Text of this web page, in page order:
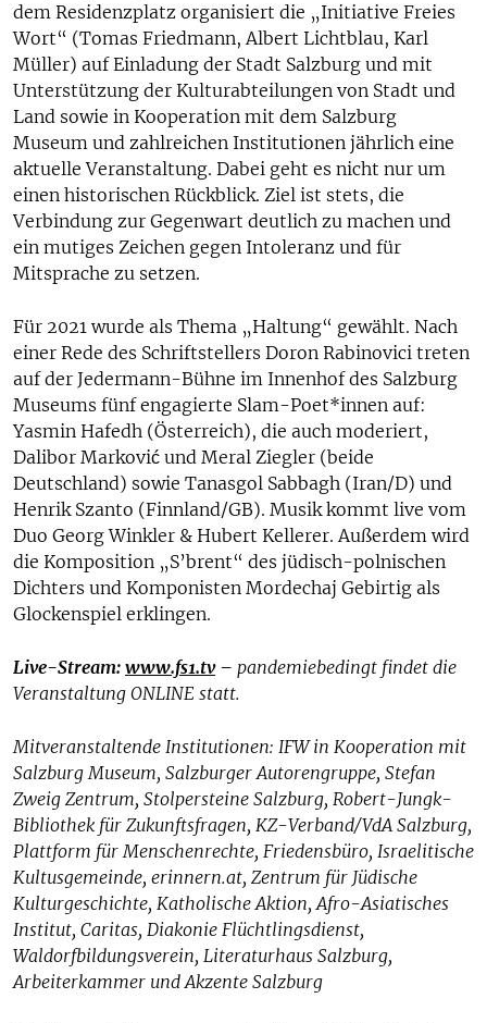
dem Residenzplatz organisiert die „Initiative Freies
Wort“ (Tomas Friedmann, Albert Lichtblau, Karl
Müller) auf Einladung der Stadt Salzburg und mit
Unterstützung der Kulturabteilungen von Stadt und
Land sowie in Kooperation mit dem Salzburg
Museum und zahlreichen Institutionen jährlich eine
aktuelle Veranstaltung. Dabei geht es nicht nur um
einen historischen Rückblick. Ziel ist stets, die
Verbindung zur Gegenwart deutlich zu machen und
ein mutiges Zeichen gegen Intoleranz und für
Mitsprache zu setzen.
Für 2021 wurde als Thema „Haltung“ gewählt. Nach
einer Rede des Schriftstellers Doron Rabinovici treten
auf der Jedermann-Bühne im Innenhof des Salzburg
Museums fünf engagierte Slam-Poet*innen auf:
Yasmin Hafedh (Österreich), die auch moderiert,
Dalibor Marković und Meral Ziegler (beide
Deutschland) sowie Tanasgol Sabbagh (Iran/D) und
Henrik Szanto (Finnland/GB). Musik kommt live vom
Duo Georg Winkler & Hubert Kellerer. Außerdem wird
die Komposition „S’brent“ des jüdisch-polnischen
Dichters und Komponisten Mordechaj Gebirtig als
Glockenspiel erklingen.
Live-Stream: www.fs1.tv– pandemiebedingt findet die
Veranstaltung ONLINE statt.
Mitveranstaltende Institutionen: IFW in Kooperation mit
Salzburg Museum, Salzburger Autorengruppe, Stefan
Zweig Zentrum, Stolpersteine Salzburg, Robert-Jungk-
Bibliothek für Zukunftsfragen, KZ-Verband/VdA Salzburg,
Plattform für Menschenrechte, Friedensbüro, Israelitische
Kultusgemeinde, erinnern.at, Zentrum für Jüdische
Kulturgeschichte, Katholische Aktion, Afro-Asiatisches
Institut, Caritas, Diakonie Flüchtlingsdienst,
Waldorfbildungsverein, Literaturhaus Salzburg,
Arbeiterkammer und Akzente Salzburg